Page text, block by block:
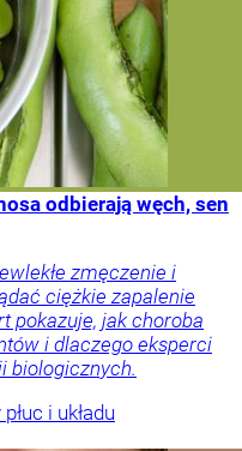
odbierają węch, sen
zmęczenie i
ciężkie zapalenie
pokazuje, jak choroba
i dlaczego eksperci
biologicznych.
i układu